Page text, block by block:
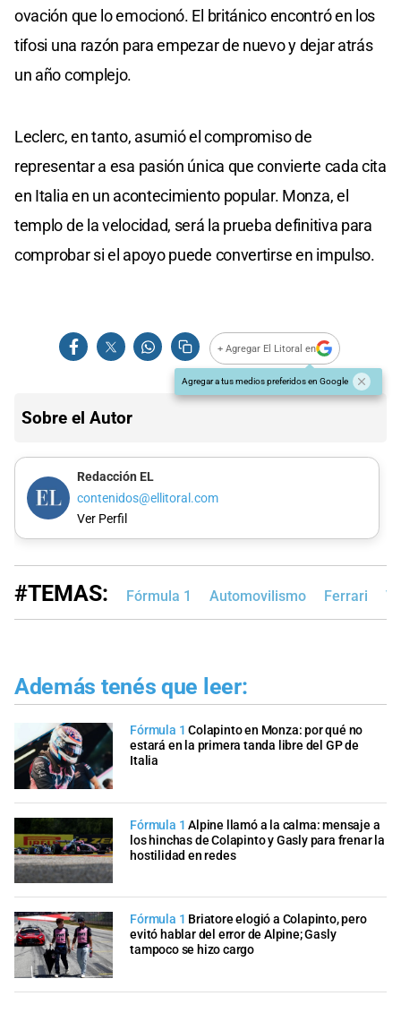
ovación que lo emocionó. El británico encontró en los
tifosi una razón para empezar de nuevo y dejar atrás
un año complejo.
Leclerc, en tanto, asumió el compromiso de
representar a esa pasión única que convierte cada cita
en Italia en un acontecimiento popular. Monza, el
templo de la velocidad, será la prueba definitiva para
comprobar si el apoyo puede convertirse en impulso.
+ Agregar El Litoral en
Agregar a tus medios preferidos en Google
Sobre el Autor
Redacción EL
contenidos@ellitoral.com
Ver Perfil
#TEMAS: Fórmula 1 Automovilismo Ferrari
Además tenés que leer:
Fórmula 1 Colapinto en Monza: por qué no
estará en la primera tanda libre del GP de
Italia
Fórmula 1 Alpine llamó a la calma: mensaje a
los hinchas de Colapinto y Gasly para frenar la
hostilidad en redes
Fórmula 1 Briatore elogió a Colapinto, pero
evitó hablar del error de Alpine; Gasly
tampoco se hizo cargo